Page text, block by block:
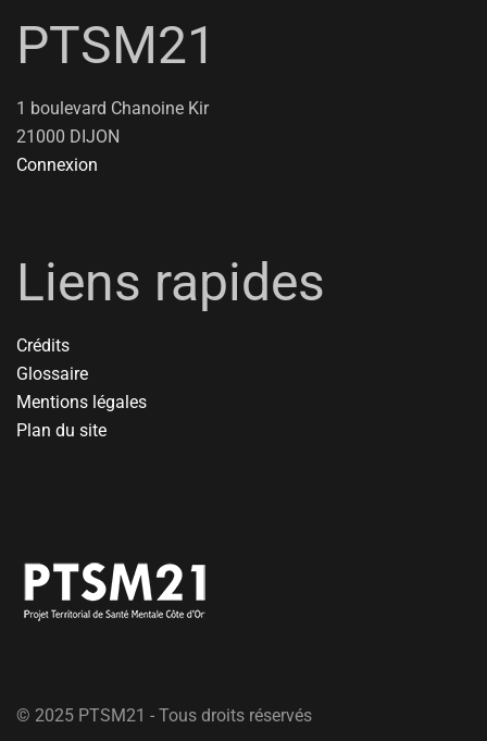
PTSM21
1 boulevard Chanoine Kir
21000 DIJON
Connexion
Liens rapides
Crédits
Glossaire
Mentions légales
Plan du site
© 2025 PTSM21 - Tous droits réservés